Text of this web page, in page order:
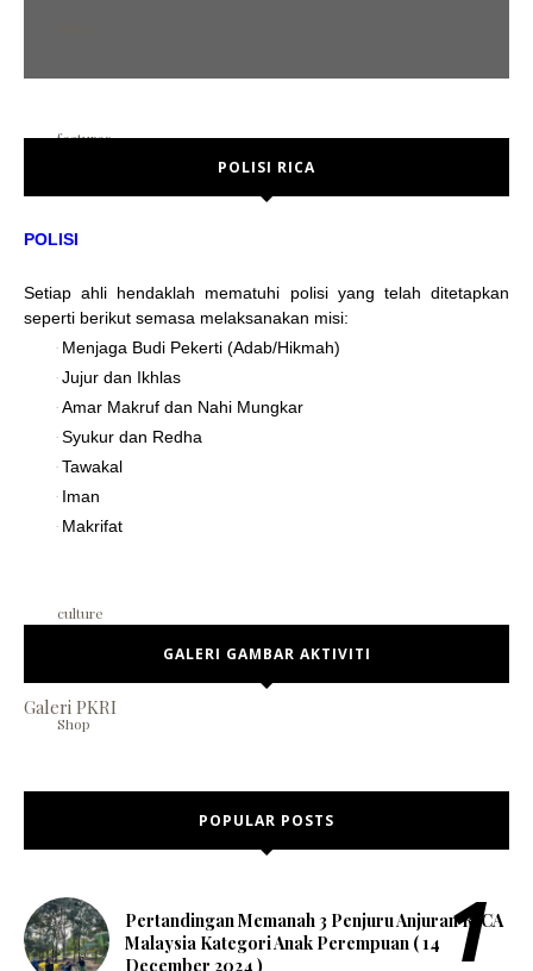
features
Error Page
Left sidebar
Right sidebar
social media
break
culture
Shop
POLISI RICA
POLISI
Setiap ahli hendaklah mematuhi polisi yang telah ditetapkan
seperti berikut semasa melaksanakan misi:
· Menjaga Budi Pekerti (Adab/Hikmah)
· Jujur dan Ikhlas
· Amar Makruf dan Nahi Mungkar
· Syukur dan Redha
· Tawakal
· Iman
· Makrifat
GALERI GAMBAR AKTIVITI
Galeri PKRI
POPULAR POSTS
Pertandingan Memanah 3 Penjuru Anjuran RICA
Malaysia Kategori Anak Perempuan ( 14
December 2024 )